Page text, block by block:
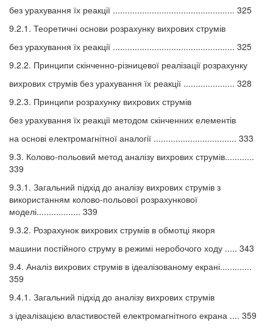
без урахування їх реакції .................................................. 325
9.2.1. Теоретичні основи розрахунку вихрових струмів
без урахування їх реакції .................................................. 325
9.2.2. Принципи скінченно-різницевої реалізації розрахунку
вихрових струмів без урахування їх реакції ..................... 328
9.2.3. Принципи розрахунку вихрових струмів
без урахування їх реакції методом скінченних елементів
на основі електромагнітної аналогії .................................. 333
9.3. Колово-польовий метод аналізу вихрових струмів............
339
9.3.1. Загальний підхід до аналізу вихрових струмів з
використанням колово-польової розрахункової
моделі.................. 339
9.3.2. Розрахунок вихрових струмів в обмотці якоря
машини постійного струму в режимі неробочого ходу ..... 343
9.4. Аналіз вихрових струмів в ідеалізованому екрані.............
359
9.4.1. Загальний підхід до аналізу вихрових струмів
з ідеалізацією властивостей електромагнітного екрана .... 359